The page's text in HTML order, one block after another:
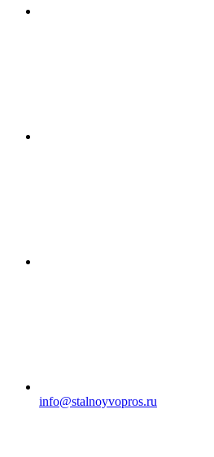
info@stalnoyvopros.ru